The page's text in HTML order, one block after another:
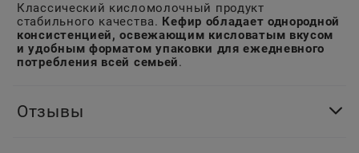
Классический кисломолочный продукт
стабильного качества. Кефир обладает однородной
консистенцией, освежающим кисловатым вкусом
и удобным форматом упаковки для ежедневного
потребления всей семьей.
Отзывы